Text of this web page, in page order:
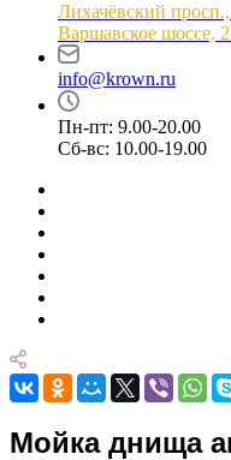
Лихачёвский
Варшавское шоссе,
info@krown.ru
Пн-пт: 9.00-20.00
Сб-вс: 10.00-19.00
Мойка днища